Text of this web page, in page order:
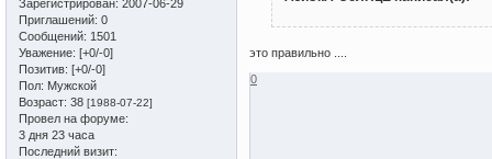
Зарегистрирован: 2007-06-29
Приглашений: 0
Сообщений: 1501
Уважение: [+0/-0]
Позитив: [+0/-0]
Пол: Мужской
Возраст: 38 [1988-07-22]
Провел на форуме:
3 дня 23 часа
Последний визит:
это правильно ....
0